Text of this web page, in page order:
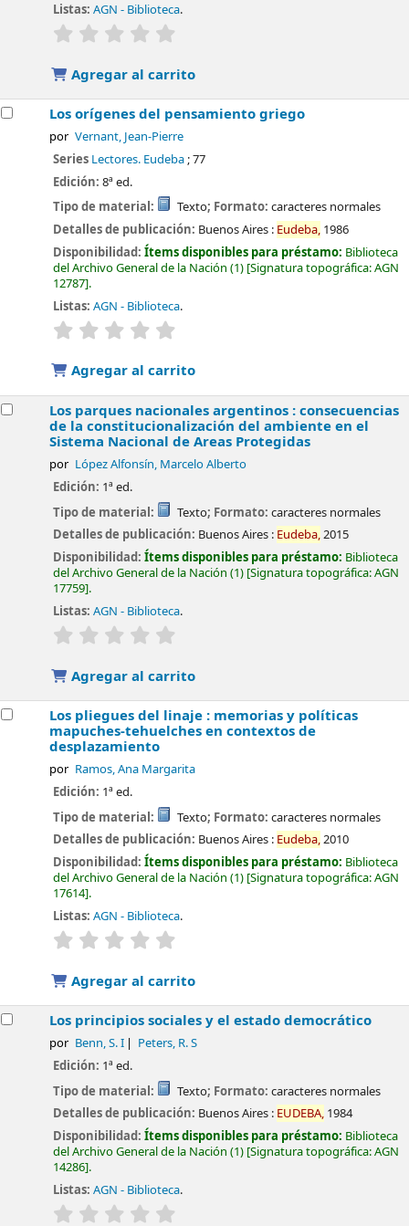
Listas: AGN - Biblioteca.
valoración
Agregar al carrito
Los orígenes del pensamiento griego
por Vernant, Jean-Pierre
Series Lectores. Eudeba; 77
Edición:8ª ed.
Tipo de material:
Texto; Formato: caracteres normales
Detalles de publicación: Buenos Aires : Eudeba, 1986
Disponibilidad:Ítems disponibles para préstamo: Biblioteca
del Archivo General de la Nación (1) Signatura topográfica:AGN
12787 .
Listas: AGN - Biblioteca.
valoración
Agregar al carrito
Los parques nacionales argentinos : consecuencias
de la constitucionalización del ambiente en el
Sistema Nacional de Areas Protegidas
por López Alfonsín, Marcelo Alberto
Edición: 1ª ed.
Tipo de material:
Texto; Formato: caracteres normales
Detalles de publicación: Buenos Aires : Eudeba,2015
Disponibilidad:Ítems disponibles para préstamo: Biblioteca
del Archivo General de la Nación (1) Signatura topográfica:AGN
17759 .
Listas: AGN - Biblioteca.
valoración
Agregar al carrito
Los pliegues del linaje : memorias y políticas
mapuches-tehuelches en contextos de
desplazamiento
por Ramos, Ana Margarita
Edición: 1ª ed.
Tipo de material:
Texto; Formato: caracteres normales
Detalles de publicación: Buenos Aires : Eudeba,2010
Disponibilidad:Ítems disponibles para préstamo: Biblioteca
del Archivo General de la Nación (1) Signatura topográfica:AGN
17614 .
Listas: AGN - Biblioteca.
valoración
Agregar al carrito
Los principios sociales y el estado democrático
por Benn, S. I Peters, R. S
Edición: 1ª ed.
Tipo de material:
Texto; Formato: caracteres normales
Detalles de publicación: Buenos Aires : EUDEBA, 1984
Disponibilidad:Ítems disponibles para préstamo: Biblioteca
del Archivo General de la Nación (1) Signatura topográfica:AGN
14286 .
Listas: AGN - Biblioteca.
valoración